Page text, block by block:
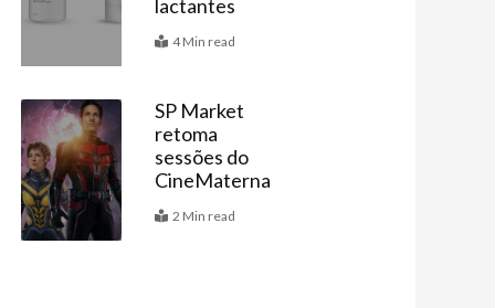
lactantes
4 Min read
Agenda
SP Market
retoma
sessões do
CineMaterna
2 Min read